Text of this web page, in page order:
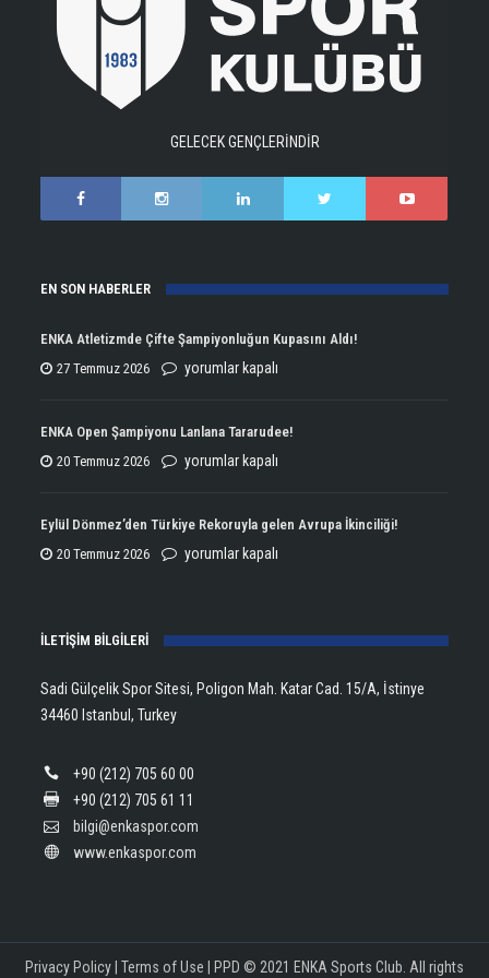
GELECEK GENÇLERİNDİR
EN SON HABERLER
ENKA Atletizmde Çifte Şampiyonluğun Kupasını Aldı!
27 Temmuz 2026
ENKA
Çifte
Şampiyonluğun
yorumlar kapalı
ENKA Open Şampiyonu Lanlana Tararudee!
20 Temmuz 2026
ENKA
Şampiyonu
Lanlana
yorumlar kapalı
Eylül Dönmez’den Türkiye Rekoruyla gelen Avrupa İkinciliği!
20 Temmuz 2026
Eylül
Rekoruyla
Avrupa
yorumlar kapalı
İLETİŞİM BİLGİLERİ
Sadi Gülçelik Spor Sitesi, Poligon Mah. Katar Cad. 15/A, İstinye
34460 Istanbul, Turkey
+90 (212) 705 60 00
+90 (212) 705 61 11
bilgi@enkaspor.com
www.enkaspor.com
Privacy Policy| Terms of Use | PPD © 2021 ENKA Sports Club. All rights